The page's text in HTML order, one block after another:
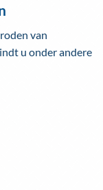
van
u onder andere